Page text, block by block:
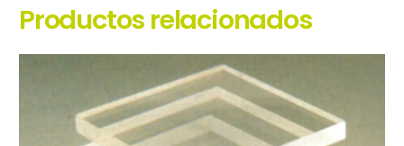
Productos relacionados